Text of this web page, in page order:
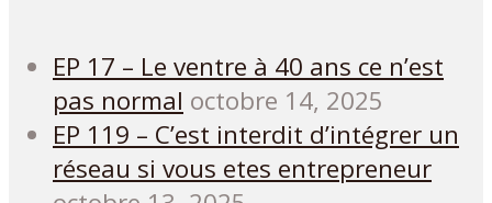
EP 17 – Le ventre à 40 ans ce n’est
pas normal octobre 14, 2025
EP 119 – C’est interdit d’intégrer un
réseau si vous etes entrepreneur